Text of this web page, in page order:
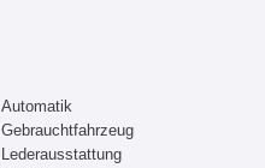
Automatik
Gebrauchtfahrzeug
Lederausstattung